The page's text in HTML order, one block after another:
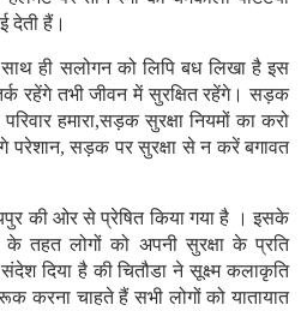
देती हैं।
ही सलोगन को लिपि बध लिखा है इस
रहेंगे तभी जीवन में सुरक्षित रहेंगे। सड़क
परिवार हमारा,सड़क सुरक्षा नियमों का करो
परेशान, सड़क पर सुरक्षा से न करें बगावत
की ओर से प्रेषित किया गया है । इसके
तहत लोगों को अपनी सुरक्षा के प्रति
दिया है की चितौडा ने सूक्ष्म कलाकृति
करना चाहते हैं सभी लोगों को यातायात